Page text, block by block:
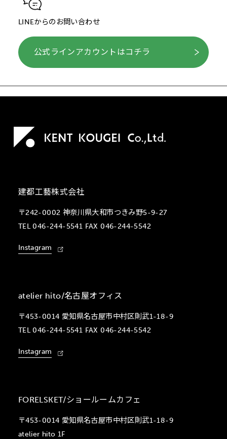
LINEからのお問い合わせ
公式ラインアカウントはコチラ
建都工藝株式会社
〒242-0002 神奈川県大和市つきみ野5-9-27
TEL 046-244-5541 FAX 046-244-5542
Instagram
atelier hito/名古屋オフィス
〒453-0014 愛知県名古屋市中村区則武1-18-9
TEL 046-244-5541 FAX 046-244-5542
Instagram
FORELSKET/ショールームカフェ
〒453-0014 愛知県名古屋市中村区則武1-18-9
atelier hito 1F